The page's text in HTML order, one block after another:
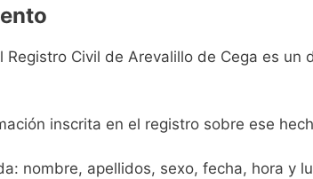
Civil de Arevalillo de Cega es
inscrita en el registro sobre ese
nombre, apellidos, sexo, fecha, hora y